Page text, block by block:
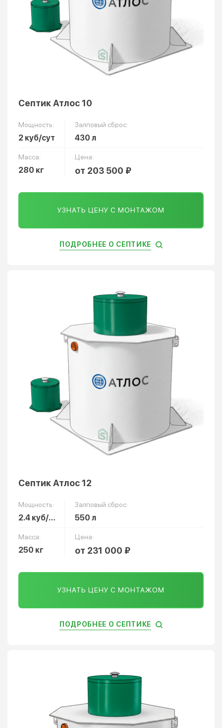
Септик Атлос 10
Мощность:
2 куб/сут
Залповый сброс:
430 л
Масса:
280 кг
Цена:
от 203 500 ₽
УЗНАТЬ ЦЕНУ С МОНТАЖОМ
ПОДРОБНЕЕ О СЕПТИКЕ
Септик Атлос 12
Мощность:
2.4 куб/сут
Залповый сброс:
550 л
Масса:
250 кг
Цена:
от 231 000 ₽
УЗНАТЬ ЦЕНУ С МОНТАЖОМ
ПОДРОБНЕЕ О СЕПТИКЕ